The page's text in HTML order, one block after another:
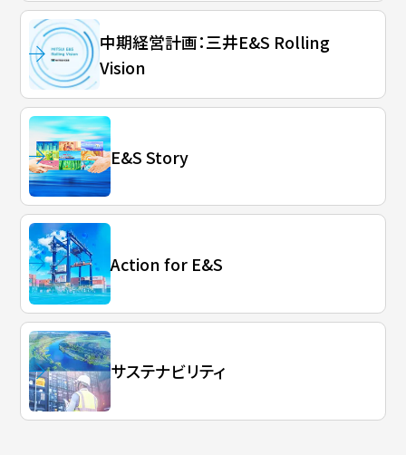
中期経営計画：三井E&S Rolling
Vision
E&S Story
Action for E&S
サステナビリティ